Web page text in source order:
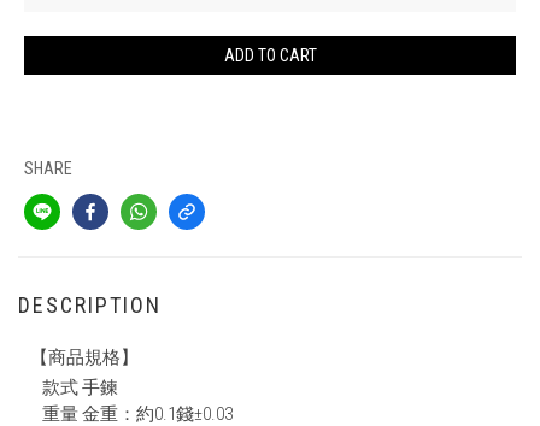
ADD TO CART
SHARE
DESCRIPTION
【商品規格】
款式 手鍊
重量 金重：約0.1錢±0.03